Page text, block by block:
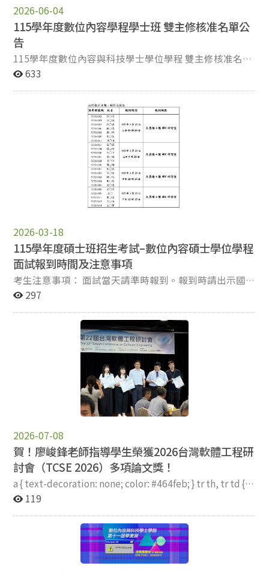
韌的「鐵窗花」為發想，透過光影、投影與互動設計，帶
領觀眾走進城市靜靜盛放的集體記憶；《Solus Drift 孤空
誌》聚焦資訊淹沒下的個體迷失，引導參與者穿越如迷宮
般的城寨、追尋散落的光點，在孤獨中覺醒、在創造中重
構自我；《GOLEM PROJECT》以傳說中的泥人
「Golem」為意象，讓觀眾化身創造者親手組裝生物，藉
此映照人類對造物權能的渴望與對「可控」的迷戀。
《Re: Main》是一場模擬瀕死體驗的沉浸式展覽，以「在
死亡的邊緣遇見未完成的自己」為核心，引導觀眾反思生
命的有限性；《Resonance 共振》以古希臘「風、火、
水、土」四元素為理念，由粒子共築視覺世界，玩家在移
動、觸碰與選擇間留下軌跡，並與他人交換痕跡，共同創
造共振的世界；《感知漂流－內在宇宙觀測計畫》探討規
範、語言與角色所構築的感知邊界，提醒觀眾世界並非既
定，而是在每一次觀看、伸手與轉身中持續生成；
《Dorm-ancy 歸宿》則以一比一複製的「政大宿舍」為場
悉空間中找出並修正所有「不對勁」，隱喻長期壓力下的
自我分裂與療癒。 數位學程為融合傳播與資訊領域的雙主
修學位學程，開放全校學生申請，參與本屆展覽的35位創
作學生皆同時深耕數位內容學程，並在其原系所領域紮
根，於不同專業思維框架之間反覆淬煉、相互激盪，積累
跨域能力。此一意象恰與政大百年主視覺「以37條直線匯
聚成光」相互呼應，正是這群來自不同學科的個體在此交
會、共同發光的最佳寫照，回應百年政大「沐光前行」的
精神——在人文底蘊的滋養下，以科技為光，照亮自我與
世界之間的連結。 數位內容學程學士班畢業展是學生跨域
學習成果的總體驗收，期盼在政大邁向創校百年的時刻，
持續培育兼具人文內涵、資訊設計與科技實作能力的跨域
人才，讓政大學生的優秀專題成果能夠走出校園、與社會
上班時間（9:00–12:00 or 14:00-17:00）至大仁樓 2F 資訊
系系辦辦理登記借用手續。 注意事項：請提前至少 3 個
工作天提交申請，以便安排審核與資源調度。 1.若需取
消或更改申請，請儘早通知。 2.借用期間請妥善使用資
源，若有損壞或遺失，需依相關規定負責賠償或送修。
如有任何疑問，請聯絡助
2026-06-04
115學年度數位內容學程學士班 雙主修核准名單公
告
115學年度數位內容與科技學士學位學程 雙主修核准名單
公告 數位內容學程學士班115學年度雙主修核准名單如
113206007 114405131 113504036 113703017
113703055 114ZU1012 114ZU1017 -
633
2026-03-18
115學年度碩士班招生考試–數位內容碩士學位學程
面試報到時間及注意事項
考生注意事項： 面試當天請準時報到。報到時請出示國民
身分證正本（或載有身分證字號且附照片之健保卡、駕
紙本明細、手機轉帳成功畫面截圖等）。 報到完成後請於
指定休息區候考，請勿遠離試場，以免錯過試務人員叫
297
2026-07-08
賀！廖峻鋒老師指導學生榮獲2026台灣軟體工程研
討會（TCSE 2026）多項論文獎！
a { text-decoration: none; color: #464feb; } tr th, tr td {
border: 1px solid #e6e6e6; } tr th { background-color:
background-color: #f5f5f5; } 本學程廖峻鋒老師指導學生
於「2026台灣軟體工程研討會（Taiwan Conference on
Software Engineering, TCSE 2026）」表現優異，榮獲多
119